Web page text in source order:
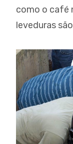
como o café
leveduras